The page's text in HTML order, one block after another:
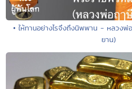
• ให้ทานอย่างไรจึงถึงนิพพาน - หลวงพ่
ยาน)